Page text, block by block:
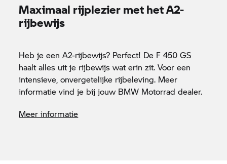
Maximaal rijplezier met het A2-
rijbewijs
Heb je een A2-rijbewijs? Perfect! De F 450 GS
haalt alles uit je rijbewijs wat erin zit. Voor een
intensieve, onvergetelijke rijbeleving. Meer
informatie vind je bij jouw BMW Motorrad dealer.
Meer informatie